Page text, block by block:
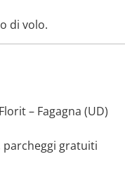
di volo.
– Fagagna (UD)
parcheggi gratuiti